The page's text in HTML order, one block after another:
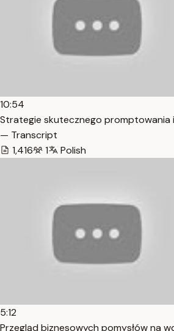
10:54
Strategie skutecznego promptowania
— Transcript
1,416
1 Polish
5:12
Przegląd biznesowych pomysłów na